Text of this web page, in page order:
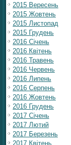
2015 Вересень
2015 Жовтень
2015 Листопад
2015 Грудень
2016 Січень
2016 Квітень
2016 Травень
2016 Червень
2016 Липень
2016 Серпень
2016 Жовтень
2016 Грудень
2017 Січень
2017 Лютий
2017 Березень
2017 Квітень